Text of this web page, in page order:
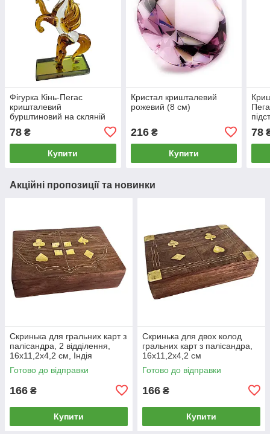
Фігурка Кінь-Пегас
кришталевий
бурштиновий на скляній
78 ₴
Купити
Кристал кришталевий
рожевий (8 см)
216₴
Купити
78
Акційні пропозиції та новинки
Скринька для гральних карт з
палісандра, 2 відділення,
16х11,2х4,2 см, Індія
Готово до відправки
166 ₴
Купити
Скринька для двох колод
гральних карт з палісандра,
16х11,2х4,2 см
Готово до відправки
166 ₴
Купити